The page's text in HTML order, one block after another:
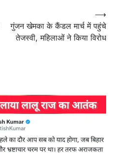
गुंजन खेमका के कैंडल मार्च में पहुंचे
तेजस्वी, महिलाओं ने किया विरोध
⟶